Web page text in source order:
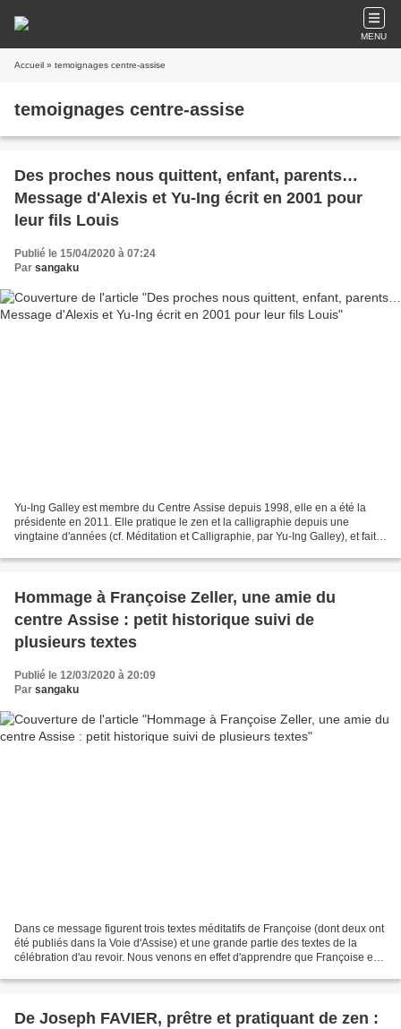
MENU
Accueil » temoignages centre-assise
temoignages centre-assise
Des proches nous quittent, enfant, parents…
Message d'Alexis et Yu-Ing écrit en 2001 pour
leur fils Louis
Publié le 15/04/2020 à 07:24
Par sangaku
Yu-Ing Galley est membre du Centre Assise depuis 1998, elle en a été la
présidente en 2011. Elle pratique le zen et la calligraphie depuis une
vingtaine d'années (cf. Méditation et Calligraphie, par Yu-Ing Galley), et fait
Hommage à Françoise Zeller, une amie du
centre Assise : petit historique suivi de
plusieurs textes
Publié le 12/03/2020 à 20:09
Par sangaku
Dans ce message figurent trois textes méditatifs de Françoise (dont deux ont
été publiés dans la Voie d'Assise) et une grande partie des textes de la
célébration d'au revoir. Nous venons en effet d'apprendre que Françoise est
De Joseph FAVIER, prêtre et pratiquant de zen :